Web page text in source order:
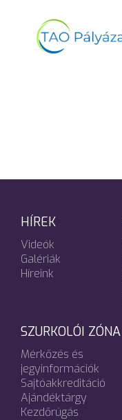
HÍREK
Videók
Galériák
Híreink
SZURKOLÓI ZÓNA
Mérkőzés és
jegyinformációk
Sajtóakkreditáció
Ajándéktárgy
Kezdőrúgás